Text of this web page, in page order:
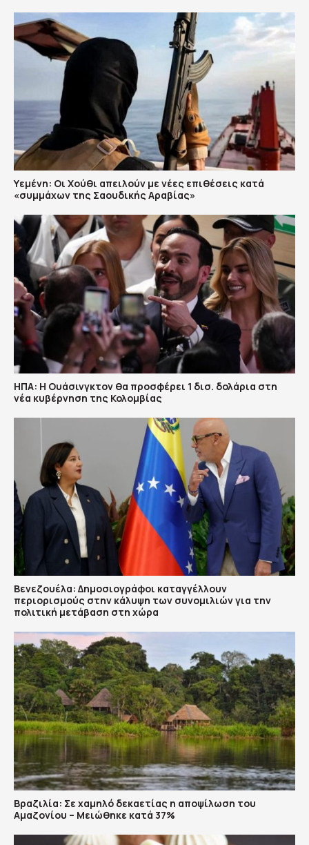
Υεμένη: Οι Χούθι απειλούν με νέες επιθέσεις κατά
«συμμάχων της Σαουδικής Αραβίας»
ΗΠΑ: H Ουάσινγκτον θα προσφέρει 1 δισ. δολάρια στη
νέα κυβέρνηση της Κολομβίας
Βενεζουέλα: Δημοσιογράφοι καταγγέλλουν
περιορισμούς στην κάλυψη των συνομιλιών για την
πολιτική μετάβαση στη χώρα
Βραζιλία: Σε χαμηλό δεκαετίας η αποψίλωση του
Αμαζονίου – Μειώθηκε κατά 37%